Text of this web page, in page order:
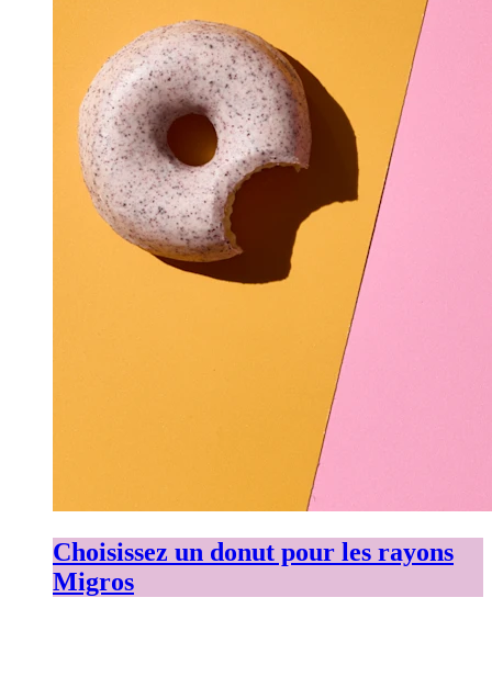
Choisissez un donut pour les rayons
Migros